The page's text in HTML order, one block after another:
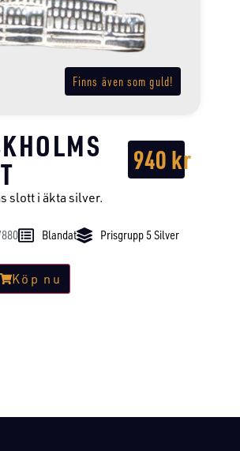
Finns även som guld!
940kr
slott i äkta silver.
Blandat Prisgrupp 5 Silver
Köp nu